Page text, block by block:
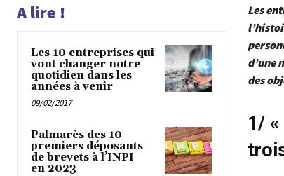
A lire !
Les 10 entreprises qui
vont changer notre
quotidien dans les
années à venir
09/02/2017
Palmarès des 10
premiers déposants
de brevets à l’INPI
en 2023
Les
d’une
des
1/